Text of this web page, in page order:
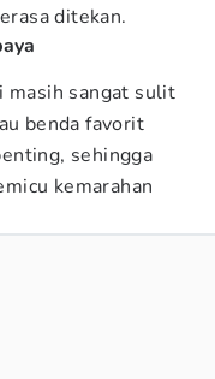
ditekan.
masih sangat sulit
benda favorit
sehingga
kemarahan